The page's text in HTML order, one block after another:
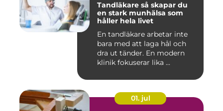
Tandläkare så skapar du
en stark munhälsa som
håller hela livet
En tandläkare arbetar inte
bara med att laga hål och
dra ut tänder. En modern
klinik fokuserar lika ...
01. jul